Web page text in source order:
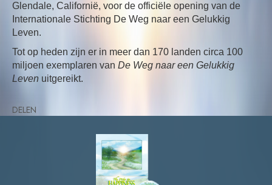
Glendale, Californië, voor de officiële opening van de
Internationale Stichting De Weg naar een Gelukkig
Leven.
Tot op heden zijn er in meer dan 170 landen circa 100
miljoen exemplaren van De Weg naar een Gelukkig
Leven uitgereikt.
DELEN